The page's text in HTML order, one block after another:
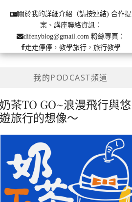
關於我的詳細介紹（請按連結) 合作提
案、講座聯絡資訊：
difenyblog@gmail.com粉絲專頁：
走走停停，教學旅行，旅行教學
我的PODCAST頻道
奶茶TO GO~浪漫飛行與悠
遊旅行的想像～